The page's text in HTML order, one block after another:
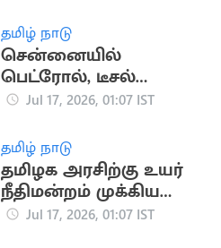
தமிழ் நாடு
சென்னையில்
பெட்ரோல், டீசல்
விலையில் மாற்றம்
Jul 17, 2026, 01:07 IST
தமிழ் நாடு
தமிழக அரசிற்கு உயர்
நீதிமன்றம் முக்கிய
அறிவுறுத்தல்
Jul 17, 2026, 01:07 IST